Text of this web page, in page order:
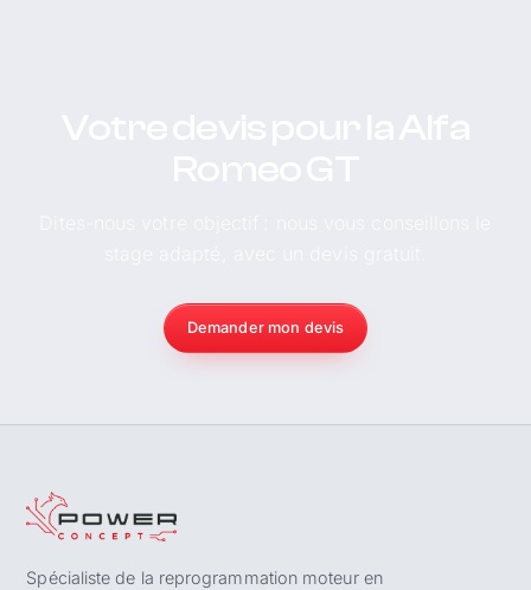
Demander mon devis
Spécialiste de la reprogrammation moteur en